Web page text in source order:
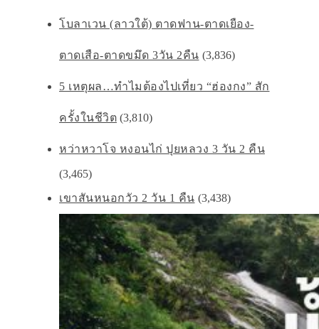
โบลาเวน (ลาวใต้) ตาดฟาน-ตาดเยือง-
ตาดเสือ-ตาดขมึด 3วัน 2คืน (3,836)
5 เหตุผล…ทำไมต้องไปเที่ยว “ฮ่องกง” สัก
ครั้งในชีวิต (3,810)
หว่าหวาโจ หงอนไก่ ปุยหลวง 3 วัน 2 คืน
(3,465)
เขาสันหนอกวัว 2 วัน 1 คืน (3,438)